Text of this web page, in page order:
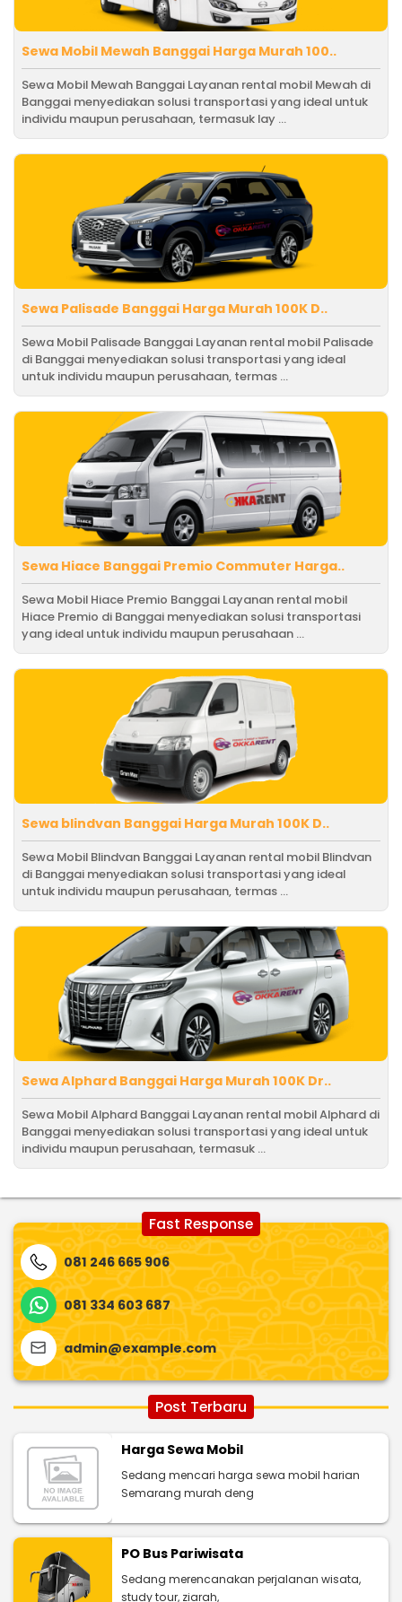
Sewa Mobil Mewah Banggai Harga Murah 100..
Sewa Mobil Mewah Banggai Layanan rental mobil Mewah di
Banggai menyediakan solusi transportasi yang ideal untuk
individu maupun perusahaan, termasuk lay ...
Sewa Palisade Banggai Harga Murah 100K D..
Sewa Mobil Palisade Banggai Layanan rental mobil Palisade
di Banggai menyediakan solusi transportasi yang ideal
untuk individu maupun perusahaan, termas ...
Sewa Hiace Banggai Premio Commuter Harga..
Sewa Mobil Hiace Premio Banggai Layanan rental mobil
Hiace Premio di Banggai menyediakan solusi transportasi
yang ideal untuk individu maupun perusahaan ...
Sewa blindvan Banggai Harga Murah 100K D..
Sewa Mobil Blindvan Banggai Layanan rental mobil Blindvan
di Banggai menyediakan solusi transportasi yang ideal
untuk individu maupun perusahaan, termas ...
Sewa Alphard Banggai Harga Murah 100K Dr..
Sewa Mobil Alphard Banggai Layanan rental mobil Alphard di
Banggai menyediakan solusi transportasi yang ideal untuk
individu maupun perusahaan, termasuk ...
Fast Response
081 246 665 906
081 334 603 687
admin@example.com
Post Terbaru
Harga Sewa Mobil
Sedang mencari harga sewa mobil harian
Semarang murah deng
PO Bus Pariwisata
Sedang merencanakan perjalanan wisata,
study tour, ziarah,